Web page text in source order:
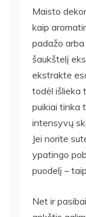
Maisto
kaip
padažo
šaukštelį
ekstrakte
todėl išlieka
puikiai tinka
intensyvų
Jei norite
ypatingo
puodelį –
Net ir